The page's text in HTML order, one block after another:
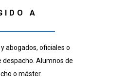
A
abogados, oficiales o
despacho. Alumnos de
o máster.